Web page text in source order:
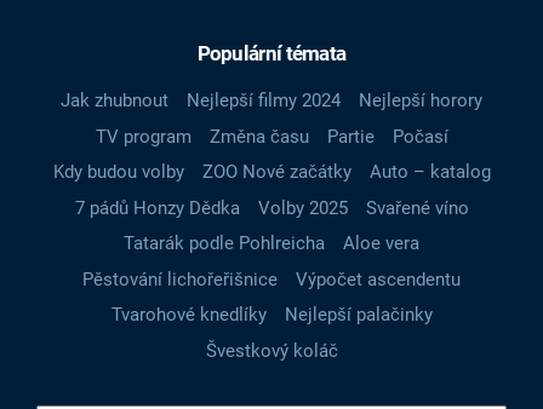
Populární témata
Jak zhubnout Nejlepší filmy 2024
Nejlepší horory
TV program
Změna času Partie
Počasí
Kdy budou volby
ZOO Nové začátky
Auto – katalog
7 pádů Honzy Dědka
Volby 2025
Svařené víno
Tatarák podle Pohlreicha
Aloe vera
Pěstování lichořeřišnice
Výpočet ascendentu
Tvarohové knedlíky
Nejlepší palačinky
Švestkový koláč